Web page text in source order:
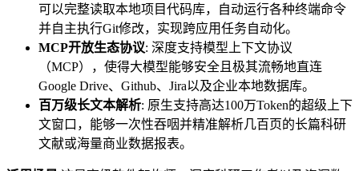
可以完整读取本地项目代码库，自动运行各种终端命令
并自主执行Git修改，实现跨应用任务自动化。
MCP开放生态协议: 深度支持模型上下文协议
（MCP），使得大模型能够安全且极其流畅地直连
Google Drive、Github、Jira以及企业本地数据库。
百万级长文本解析: 原生支持高达100万Token的超级上下
文窗口，能够一次性吞咽并精准解析几百页的长篇科研
文献或海量商业数据报表。